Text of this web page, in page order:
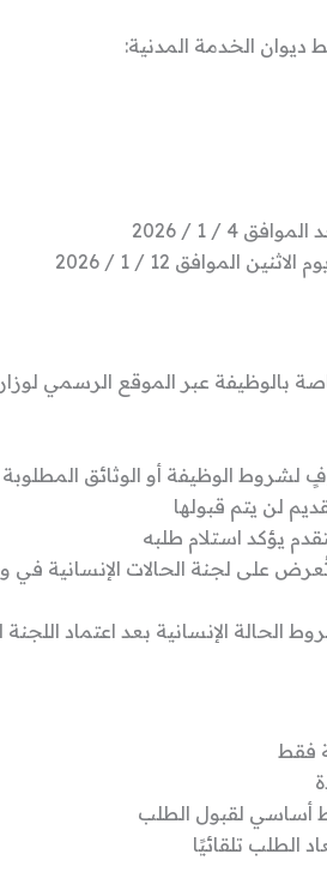
ديوان الخدمة المدنية:
4 / 1 / 2026
الموافق 12 / 1 / 2026
بالوظيفة عبر الموقع الرسمي
الوظيفة أو الوثائق المطلوبة
لن يتم قبولها
يؤكد استلام طلبه
على لجنة الحالات الإنسانية في
الحالة الإنسانية بعد اعتماد
فقط
أساسي لقبول الطلب
الطلب تلقائيًا